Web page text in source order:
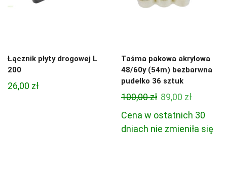
Łącznik płyty drogowej L
200
26,00 zł
Taśma pakowa akrylowa
48/60y (54m) bezbarwna
pudełko 36 sztuk
100,00zł Pierwotna
cena
wynosiła:
89,00 złAktualna
cena
wynosi:
89,00 zł.
Cena w ostatnich 30
dniach nie zmieniła się